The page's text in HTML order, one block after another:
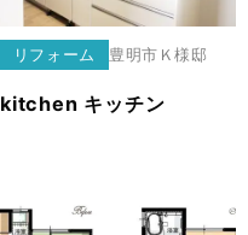
リフォーム 豊明市 Ｋ様邸
kitchen キッチン